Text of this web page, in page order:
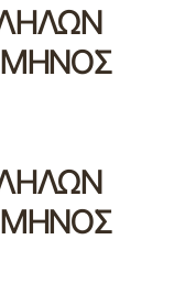
ΜΗΝΟΣ
ΜΗΝΟΣ